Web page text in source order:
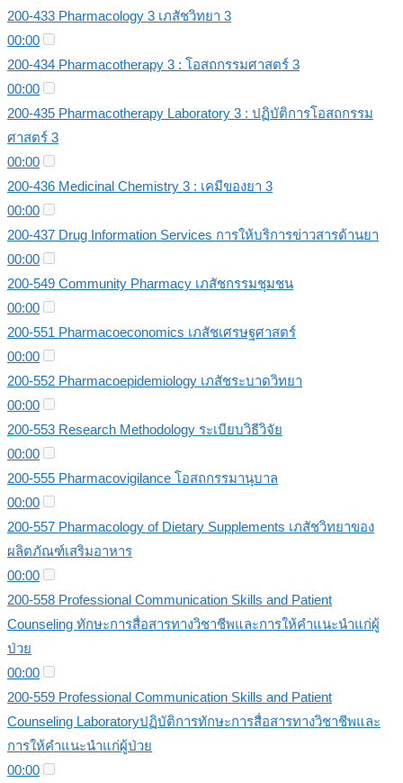
200-433 Pharmacology 3 เภสัชวิทยา 3
00:00
200-434 Pharmacotherapy 3 : โอสถกรรมศาสตร์ 3
00:00
200-435 Pharmacotherapy Laboratory 3 : ปฏิบัติการโอสถกรรม
ศาสตร์ 3
00:00
200-436 Medicinal Chemistry 3 : เคมีของยา 3
00:00
200-437 Drug Information Services การให้บริการข่าวสารด้านยา
00:00
200-549 Community Pharmacy เภสัชกรรมชุมชน
00:00
200-551 Pharmacoeconomics เภสัชเศรษฐศาสตร์
00:00
200-552 Pharmacoepidemiology เภสัชระบาดวิทยา
00:00
200-553 Research Methodology ระเบียบวิธีวิจัย
00:00
200-555 Pharmacovigilance โอสถกรรมานุบาล
00:00
200-557 Pharmacology of Dietary Supplements เภสัชวิทยาของ
ผลิตภัณฑ์เสริมอาหาร
00:00
200-558 Professional Communication Skills and Patient
Counseling ทักษะการสื่อสารทางวิชาชีพและการให้คำแนะนำแก่ผู้
ป่วย
00:00
200-559 Professional Communication Skills and Patient
Counseling Laboratoryปฏิบัติการทักษะการสื่อสารทางวิชาชีพและ
การให้คำแนะนำแก่ผู้ป่วย
00:00